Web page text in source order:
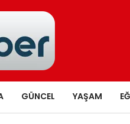
GÜNCEL YAŞAM